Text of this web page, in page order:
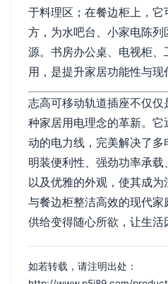
于料理区；在餐边柜上，
方，为水吧台、小家电陈
源。书房办公桌、电视柜
用，是提升家居功能性与现
志高可移动轨道插座不仅
种家居用电理念的革新。
动的电力线，完美解决了
明装便利性、强劲功率承
以及优雅的外观，使其成
与餐边柜整洁高效的现代
供给变得随心所欲，让生活
如若转载，请注明出处：